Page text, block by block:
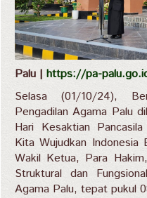
Palu | https://pa-
Selasa (01/10/24),
Pengadilan Agama Palu
Hari Kesaktian
Kita Wujudkan Indonesia
Wakil Ketua, Para
Struktural dan
Agama Palu, tepat pukul